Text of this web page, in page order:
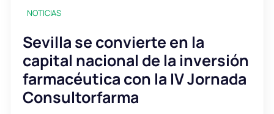
NOTICIAS
Sevilla se convierte en la
capital nacional de la inversión
farmacéutica con la IV Jornada
Consultorfarma